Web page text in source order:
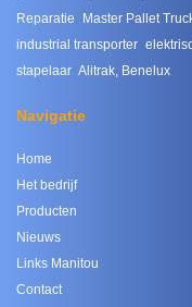
Reparatie
Master Pallet
industrial transporter
stapelaar Alitrak, Benelux
Navigatie
Home
Het bedrijf
Producten
Nieuws
Links Manitou
Contact